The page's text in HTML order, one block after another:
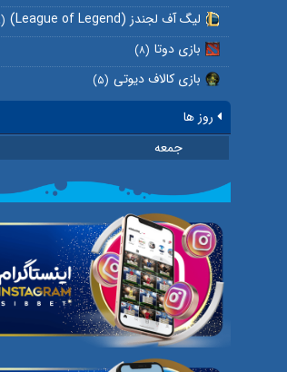
لیگ آف لجندز (League of Legend) (۸)
بازی دوتا (۸)
بازی کالاف دیوتی (۵)
روز ها
جمعه